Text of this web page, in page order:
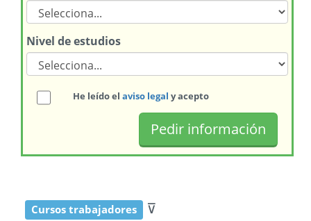
Nivel de estudios
He leído el aviso legal y acepto
Cursos trabajadores ⊽